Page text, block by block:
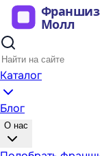
Каталог
Блог
О нас